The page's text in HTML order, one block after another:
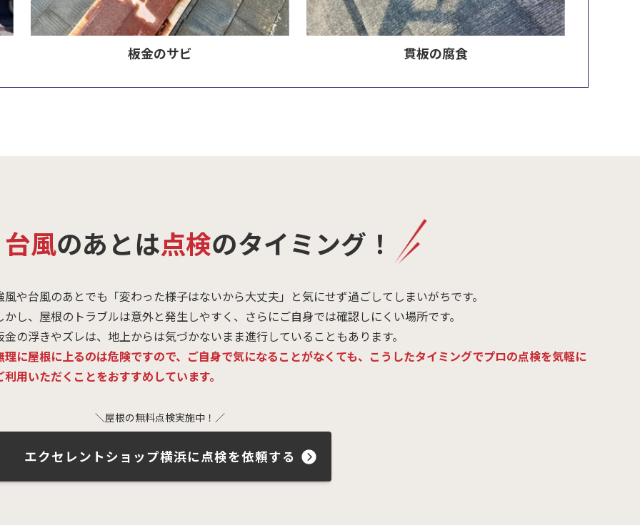
板金のサビ 貫板の腐食
台風のあとは点検のタイミング！
風や台風のあとでも「変わった様子はないから大丈夫」と気にせず過ごしてしまいがちです。
かし、屋根のトラブルは意外と発生しやすく、さらにご自身では確認しにくい場所です。
金の浮きやズレは、地上からは気づかないまま進行していることもあります。
理に屋根に上るのは危険ですので、ご自身で気になることがなくても、こうしたタイミングでプロの点検を気軽に
利用いただくことをおすすめしています。
＼屋根の無料点検実施中！／
エクセレントショップ横浜に点検を依頼する